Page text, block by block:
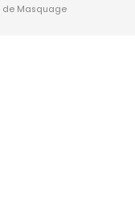
de Masquage